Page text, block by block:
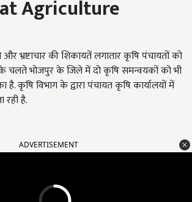
Agriculture
भ्रष्टाचार की शिकायतें लगातार कृषि पंचायतों को
के चलते भोजपुर के जिले में दो कृषि समन्वयकों को भी
है. कृषि विभाग के द्वारा पंचायत कृषि कार्यालयों में
रही है.
ADVERTISEMENT